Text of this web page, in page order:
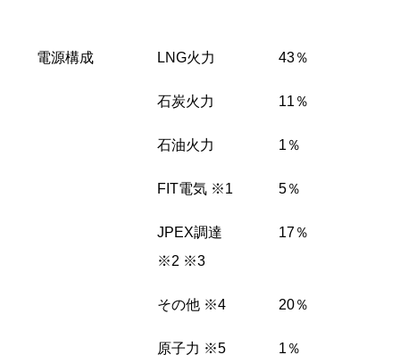
電源構成 LNG火力 43％
石炭火力 11％
石油火力 1％
FIT電気 ※1 5％
JPEX調達
※2 ※3
17％
その他 ※4 20％
原子力 ※5 1％